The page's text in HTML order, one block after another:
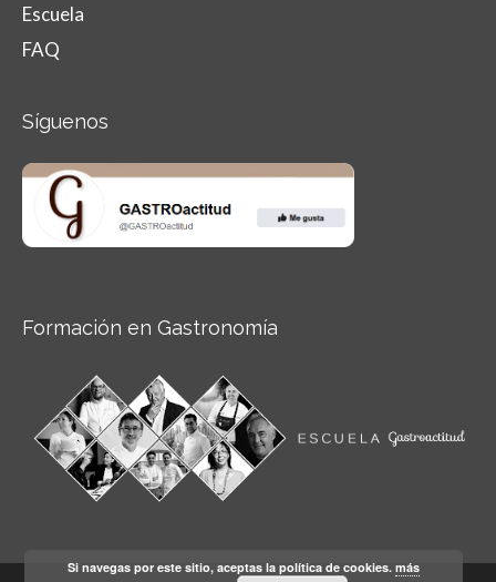
Escuela
FAQ
Síguenos
Formación en Gastronomía
Si navegas por este sitio, aceptas la política de cookies.más